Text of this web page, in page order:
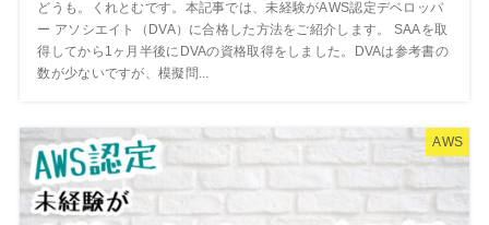
どうも。くれとむです。本記事では、未経験がAWS認定デベロッパ
ー アソシエイト（DVA）に合格した方法をご紹介します。 SAAを取
得してから1ヶ月半後にDVAの資格取得をしました。DVAは参考書の
数が少ないですが、模擬問...
AWS